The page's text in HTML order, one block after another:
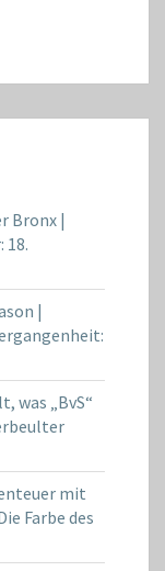
Bronx |
18.
|
was „BvS“
mit
Farbe des